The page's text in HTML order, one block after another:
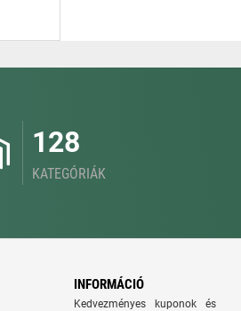
128
KATEGÓRIÁK
INFORMÁCIÓ
Kedvezményes kuponok és